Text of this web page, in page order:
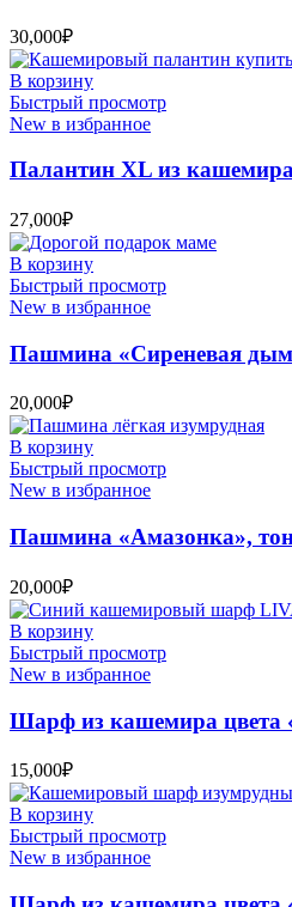
30,000₽
В корзину
Быстрый просмотр
New в избранное
Палантин XL из
27,000₽
В корзину
Быстрый просмотр
New в избранное
Пашмина «Сиреневая
20,000₽
В корзину
Быстрый просмотр
New в избранное
Пашмина «Амазонка»,
20,000₽
В корзину
Быстрый просмотр
New в избранное
Шарф из кашемира цвета
15,000₽
В корзину
Быстрый просмотр
New в избранное